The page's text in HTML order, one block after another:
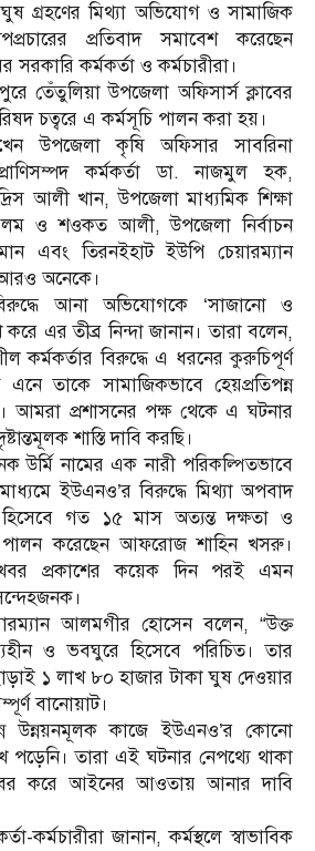
গ্রহণের মিথ্যা অভিযোগ ও সামাজিক
প্রতিবাদ সমাবেশ করেছেন
সরকারি কর্মকর্তা ও কর্মচারীরা।
তেঁতুলিয়া উপজেলা অফিসার্স ক্লাবের
চত্বরে এ কর্মসূচি পালন করা হয়।
উপজেলা কৃষি অফিসার সাবরিনা
কর্মকর্তা ডা. নাজমুল হক,
আলী খান, উপজেলা মাধ্যমিক শিক্ষা
ও শওকত আলী, উপজেলা নির্বাচন
এবং তিরনইহাট ইউপি চেয়ারম্যান
অনেকে।
আনা অভিযোগকে ‘সাজানো ও
করে এর তীব্র নিন্দা জানান। তারা বলেন,
কর্মকর্তার বিরুদ্ধে এ ধরনের কুরুচিপূর্ণ
তাকে সামাজিকভাবে হেয়প্রতিপন্ন
আমরা প্রশাসনের পক্ষ থেকে এ ঘটনার
শাস্তি দাবি করছি।
উর্মি নামের এক নারী পরিকল্পিতভাবে
ইউএনও’র বিরুদ্ধে মিথ্যা অপবাদ
গত ১৫ মাস অত্যন্ত দক্ষতা ও
পালন করেছেন আফরোজ শাহিন খসরু।
প্রকাশের কয়েক দিন পরই এমন
আলমগীর হোসেন বলেন, “উক্ত
ও ভবঘুরে হিসেবে পরিচিত। তার
১ লাখ ৮০ হাজার টাকা ঘুষ দেওয়ার
বানোয়াট।
উন্নয়নমূলক কাজে ইউএনও’র কোনো
তারা এই ঘটনার নেপথ্যে থাকা
করে আইনের আওতায় আনার দাবি
কর্মচারীরা জানান, কর্মস্থলে স্বাভাবিক